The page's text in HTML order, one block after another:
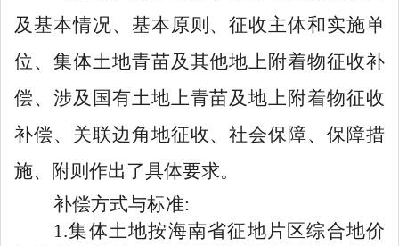
及基本情况、 基本原则、征收主体和实施单
位 、 集体土地青苗及其他地上附着物征收补
偿、涉及国有土地上青苗及地上附着物征收
补偿、 关联边角地征收、社会保障、保障措
施、 附则作出了具体要求。
补偿方式与标准:
1 .集体土地按海南省征地片区综合地价